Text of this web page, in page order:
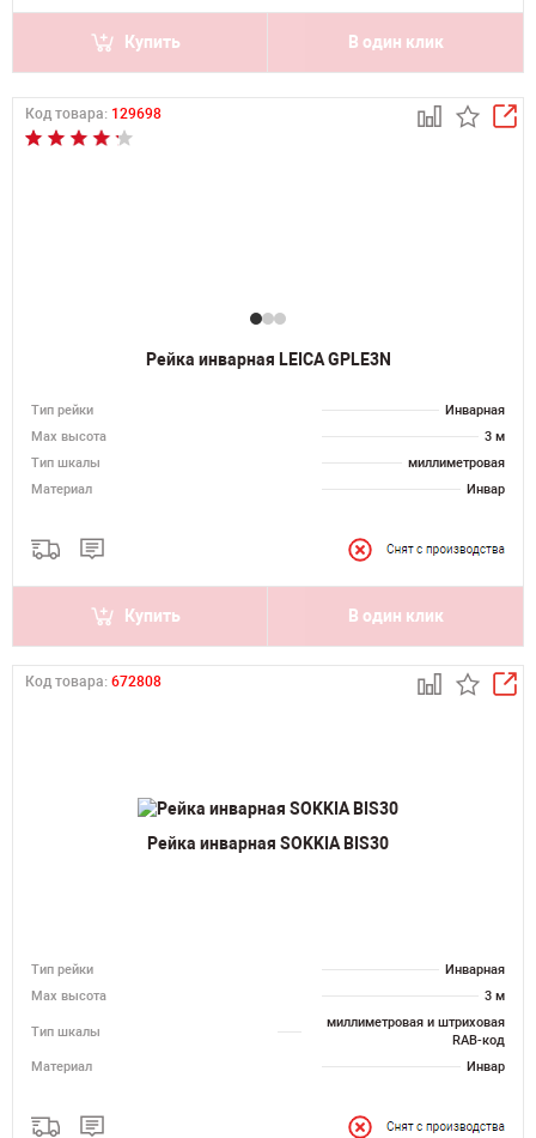
Купить В один клик
Код товара: 129698
Рейка инварная LEICA GPLE3N
Тип рейки
Инварная
Мах высота
3 м
Тип шкалы
миллиметровая
Материал
Инвар
Купить В один клик
Код товара: 672808
Рейка инварная SOKKIA BIS30
Тип рейки
Инварная
Мах высота
3 м
Тип шкалы
миллиметровая и штриховая
RAB-код
Материал
Инвар